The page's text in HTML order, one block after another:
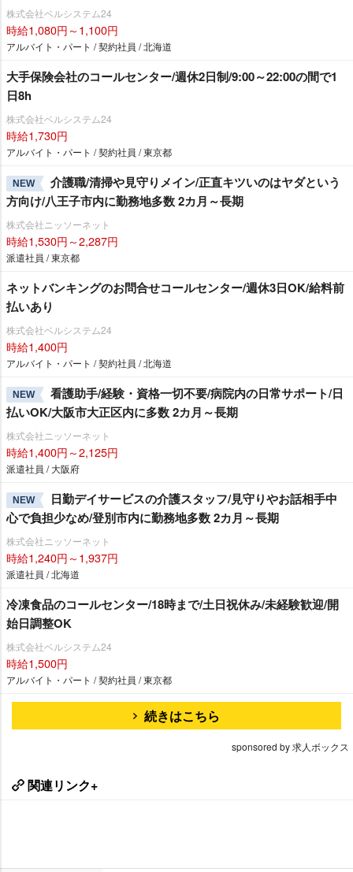
株式会社ベルシステム24
時給1,080円～1,100円
アルバイト・パート / 契約社員 / 北海道
大手保険会社のコールセンター/週休2日制/9:00～22:00の間で1
日8h
株式会社ベルシステム24
時給1,730円
アルバイト・パート / 契約社員 / 東京都
NEW
介護職/清掃や見守りメイン/正直キツいのはヤダという
方向け/八王子市内に勤務地多数 2カ月～長期
株式会社ニッソーネット
時給1,530円～2,287円
派遣社員 / 東京都
ネットバンキングのお問合せコールセンター/週休3日OK/給料前
払いあり
株式会社ベルシステム24
時給1,400円
アルバイト・パート / 契約社員 / 北海道
NEW
看護助手/経験・資格一切不要/病院内の日常サポート/日
払いOK/大阪市大正区内に多数 2カ月～長期
株式会社ニッソーネット
時給1,400円～2,125円
派遣社員 / 大阪府
NEW
日勤デイサービスの介護スタッフ/見守りやお話相手中
心で負担少なめ/登別市内に勤務地多数 2カ月～長期
株式会社ニッソーネット
時給1,240円～1,937円
派遣社員 / 北海道
冷凍食品のコールセンター/18時まで/土日祝休み/未経験歓迎/開
始日調整OK
株式会社ベルシステム24
時給1,500円
アルバイト・パート / 契約社員 / 東京都
続きはこちら
sponsored by 求人ボックス
関連リンク+